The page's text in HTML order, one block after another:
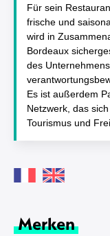
Für sein
frische und
wird in
Bordeaux
des
Es ist außerdem
Netzwerk, das
Tourismus und
Merken